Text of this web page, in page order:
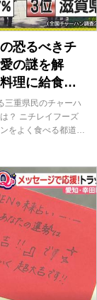
底に陥れる
恐るべきチ
の謎を解
理に給食ま
ンで溢れて
三重県民のチャーハ
？ ニチレイフーズ
をよく食べる都道府
を押さえて上位を占め
県・三重県・滋賀県で
今回の「あらゆるサー
の三重県に注目し、
ーハンを愛する謎に
ずは、四日市市で、
「○○をよく食べる
を見てもらい、一体
なのかを予想しても
皆さん全く見当がつ